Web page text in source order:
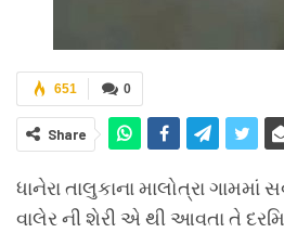
0
651
Share
ધાનેરા તાલુકાના માલોત્રા ગામમાં
વાલેર ની શેરી એ થી આવતા તે